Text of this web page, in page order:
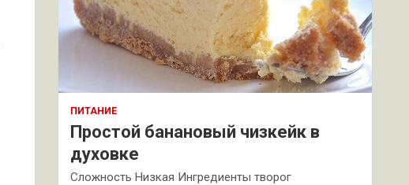
ПИТАНИЕ
Простой банановый чизкейк в
духовке
Сложность Низкая Ингредиенты творог